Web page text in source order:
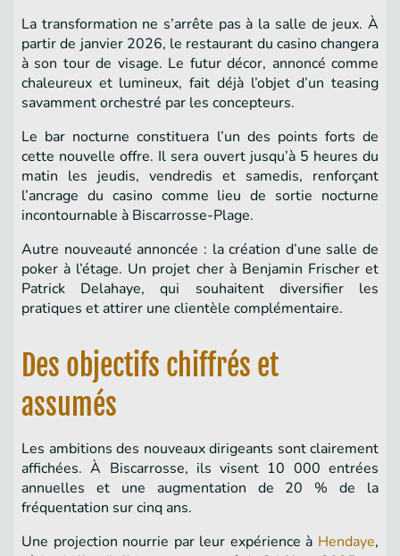
La transformation ne s’arrête pas à la salle de jeux. À
partir de janvier 2026, le restaurant du casino changera
à son tour de visage. Le futur décor, annoncé comme
chaleureux et lumineux, fait déjà l’objet d’un teasing
savamment orchestré par les concepteurs.
Le bar nocturne constituera l’un des points forts de
cette nouvelle offre. Il sera ouvert jusqu’à 5 heures du
matin les jeudis, vendredis et samedis, renforçant
l’ancrage du casino comme lieu de sortie nocturne
incontournable à Biscarrosse-Plage.
Autre nouveauté annoncée : la création d’une salle de
poker à l’étage. Un projet cher à Benjamin Frischer et
Patrick Delahaye, qui souhaitent diversifier les
pratiques et attirer une clientèle complémentaire.
Des objectifs chiffrés et
assumés
Les ambitions des nouveaux dirigeants sont clairement
affichées. À Biscarrosse, ils visent 10 000 entrées
annuelles et une augmentation de 20 % de la
fréquentation sur cinq ans.
Une projection nourrie par leur expérience à Hendaye,